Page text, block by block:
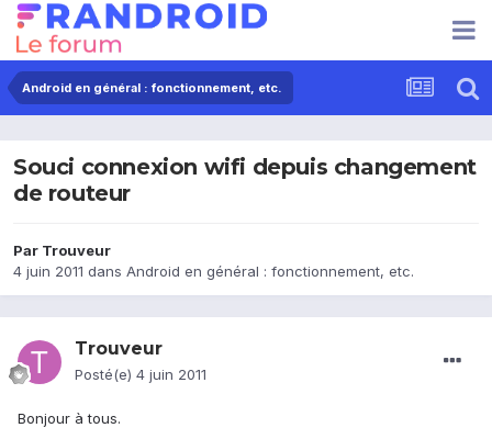
Android en général : fonctionnement, etc.
Souci connexion wifi depuis changement
de routeur
Par Trouveur
4 juin 2011 dans Android en général : fonctionnement, etc.
Trouveur
Posté(e) 4 juin 2011
Bonjour à tous.